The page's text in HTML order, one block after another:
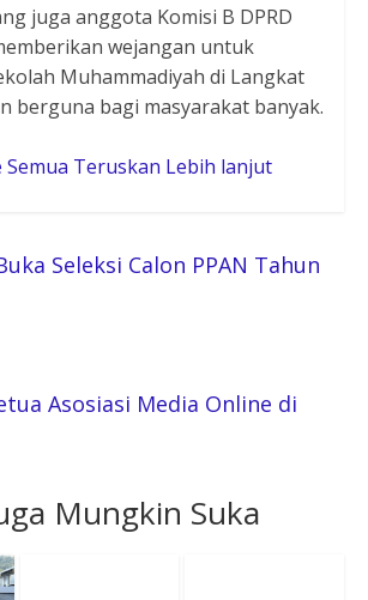
juga anggota Komisi B DPRD
wejangan untuk
Muhammadiyah di Langkat
berguna bagi masyarakat banyak.
Semua Teruskan Lebih lanjut
Seleksi Calon PPAN Tahun
Asosiasi Media Online di
Mungkin Suka